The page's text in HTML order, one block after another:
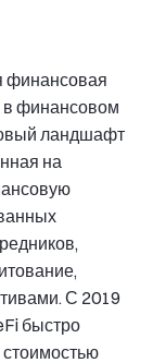
финансовая
в финансовом
ландшафт
на
С 2019
быстро